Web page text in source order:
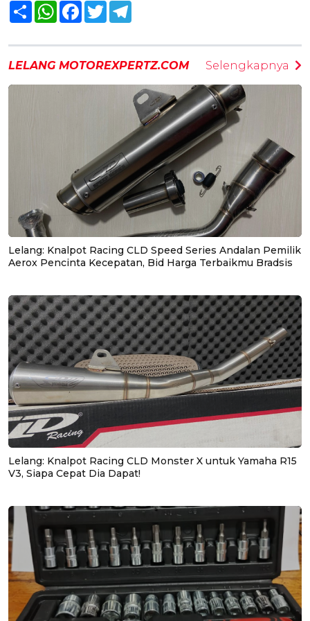
Share WhatsAppFacebook
Twitter
LELANG MOTOREXPERTZ.COM Selengkapnya
Lelang: Knalpot Racing CLD Speed Series Andalan Pemilik
Aerox Pencinta Kecepatan, Bid Harga Terbaikmu Bradsis
Lelang: Knalpot Racing CLD Monster X untuk Yamaha R15
V3, Siapa Cepat Dia Dapat!